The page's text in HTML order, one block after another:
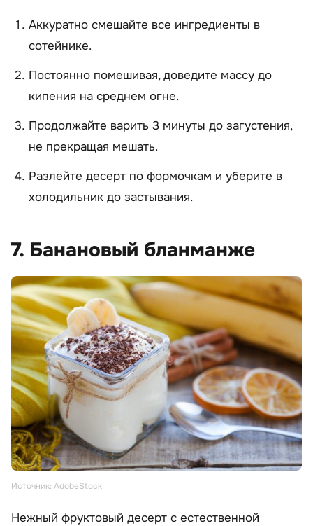
Аккуратно смешайте все ингредиенты в
сотейнике.
Постоянно помешивая, доведите массу до
кипения на среднем огне.
Продолжайте варить 3 минуты до загустения,
не прекращая мешать.
Разлейте десерт по формочкам и уберите в
холодильник до застывания.
7. Банановый бланманже
Источник: AdobeStock
Нежный фруктовый десерт с естественной